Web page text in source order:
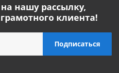
нашу рассылку,
клиента!